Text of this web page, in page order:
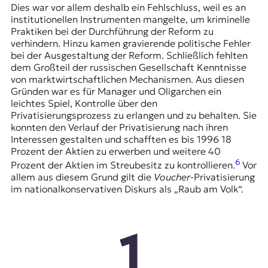
Dies war vor allem deshalb ein Fehlschluss, weil es an
institutionellen Instrumenten mangelte, um kriminelle
Praktiken bei der Durchführung der Reform zu
verhindern. Hinzu kamen gravierende politische Fehler
bei der Ausgestaltung der Reform. Schließlich fehlten
dem Großteil der russischen Gesellschaft Kenntnisse
von marktwirtschaftlichen Mechanismen. Aus diesen
Gründen war es für Manager und Oligarchen ein
leichtes Spiel, Kontrolle über den
Privatisierungsprozess zu erlangen und zu behalten. Sie
konnten den Verlauf der Privatisierung nach ihren
Interessen gestalten und schafften es bis 1996 18
Prozent der Aktien zu erwerben und weitere 40
Prozent der Aktien im Streubesitz zu kontrollieren.6Vor
allem aus diesem Grund gilt die Voucher-Privatisierung
im nationalkonservativen Diskurs als „Raub am Volk“.
1